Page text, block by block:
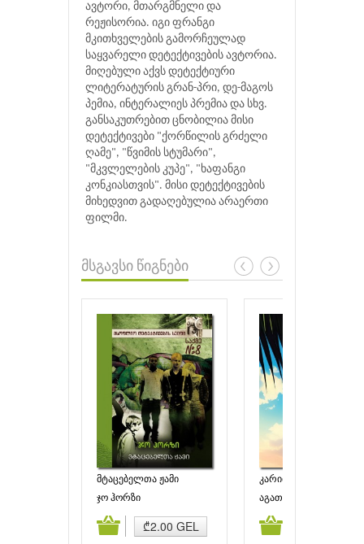
ავტორი, მთარგმნელი და
რეჟისორია. იგი ფრანგი
მკითხველების გამორჩეულად
საყვარელი დეტექტივების ავტორია.
მიღებული აქვს დეტექტიური
ლიტერატურის გრან-პრი, დე-მაგოს
პემია, ინტერალიეს პრემია და სხვ.
განსაკუთრებით ცნობილია მისი
დეტექტივები "ქორწილის გრძელი
ღამე", "წვიმის სტუმარი",
"მკვლელების კუპე", "ხაფანგი
კონკიასთვის". მისი დეტექტივების
მიხედვით გადაღებულია არაერთი
ფილმი.
მსგავსი წიგნები
მტაცებელთა ჟამი
ჯო ჰორზი
₾2.00 GEL
კარიბული საიდუმლო
აგათა კრისტი
კალათაში დამატება კალათაში